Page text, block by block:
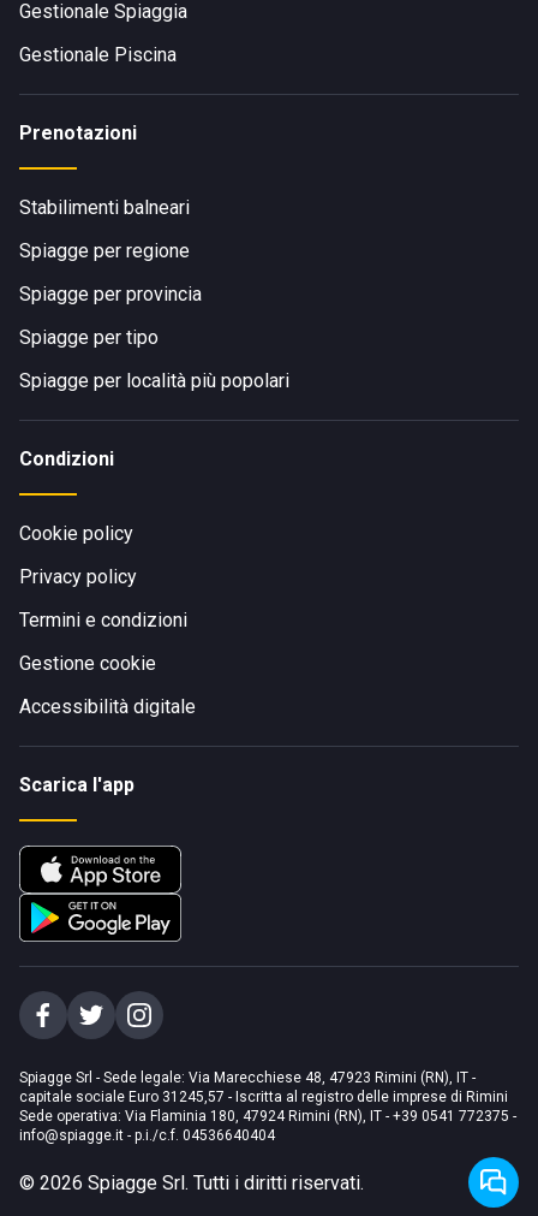
Gestionale Spiaggia
Gestionale Piscina
Prenotazioni
Stabilimenti balneari
Spiagge per regione
Spiagge per provincia
Spiagge per tipo
Spiagge per località più popolari
Condizioni
Cookie policy
Privacy policy
Termini e condizioni
Gestione cookie
Accessibilità digitale
Scarica l'app
Spiagge Srl - Sede legale: Via Marecchiese 48, 47923 Rimini (RN), IT -
capitale sociale Euro 31245,57 - Iscritta al registro delle imprese di Rimini
Sede operativa: Via Flaminia 180, 47924 Rimini (RN), IT - +39 0541 772375 -
info@spiagge.it - p.i./c.f. 04536640404
© 2026 Spiagge Srl. Tutti i diritti riservati.